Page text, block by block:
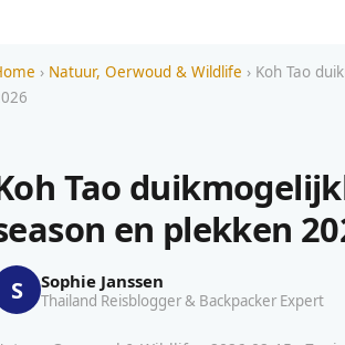
› Natuur, Oerwoud & Wildlife › Koh Tao
Tao
en plekken
S Sophie Janssen
Thailand Reisblogger & Backpacker Expert